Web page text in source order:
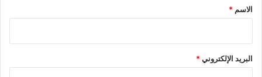
*
الاسم *
البريد الإلكتروني*